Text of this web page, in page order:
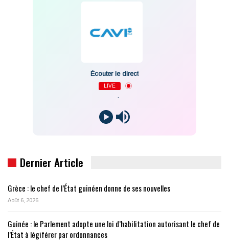
Écouter le direct
LIVE
Dernier Article
Grèce : le chef de l’État guinéen donne de ses nouvelles
Août 6, 2026
Guinée : le Parlement adopte une loi d’habilitation autorisant le chef de
l’État à légiférer par ordonnances